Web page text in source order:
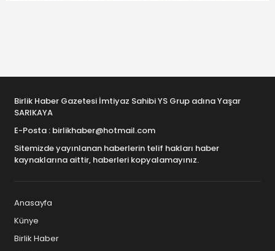
Birlik Haber Gazetesi İmtiyaz Sahibi YS Grup adına Yaşar
SARIKAYA
E-Posta : birlikhaber@hotmail.com
Sitemizde yayınlanan haberlerin telif hakları haber
kaynaklarına aittir, haberleri kopyalamayınız.
Anasayfa
Künye
Birlik Haber